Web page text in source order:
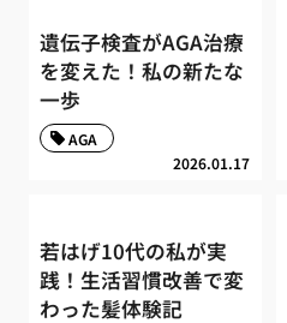
遺伝子検査がAGA治療
を変えた！私の新たな
一歩
2026.01.17
AGA
若はげ10代の私が実
践！生活習慣改善で変
わった髪体験記